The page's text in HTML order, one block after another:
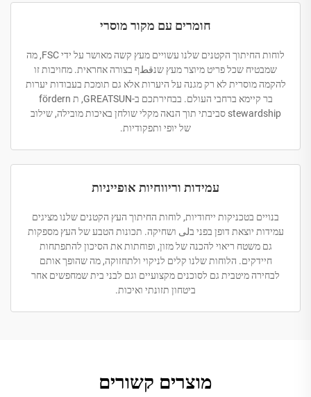
חומרים עם מקור מוסרי
לוחות החיתוך הקטנים שלנו עשויים מעץ קשה מאושר על ידי FSC, מה
שמבטיח שכל פריט מיוצר מעץ שנقطף בצורה אחראית. מחויבות זו
להקמה מוסרית לא רק מגנה על היערות אלא גם תומכת בעבודות יערות
בר קיימא ברחבי העולם. בבחירתכם ב-GREATSUN, ת fördern
stewardship סביבתי תוך הנאה מקלי שולחן באיכות מובילה, שילוב
של יופי ותפקודיות.
עמידות וריווחיות אופייניות
בנויים בטכניקות ייחודיות, לוחות החיתוך העץ הקטנים שלנו מציגים
עמידות יוצאת דופן בפני בلى ושחיקה. תכונות הטבע של העץ מספקות
גם משטח ריאוי להכנה של מזון, ופוחתות את הסיכון להתפתחות
חיידקים. הלוחות שלנו קלים לניקוי ולתחזוקה, מה שהופך אותם
לבחירה מיטבית גם לסוכנים מקצועיים וגם לבני בית שמחפשים אחר
ביטחון תזונתי ואיכות.
מוצרים קשורים